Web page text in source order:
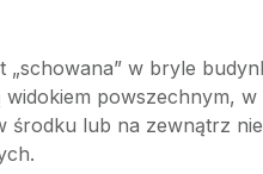
„schowana” w bryle
powszechnym,
lub na zewnątrz